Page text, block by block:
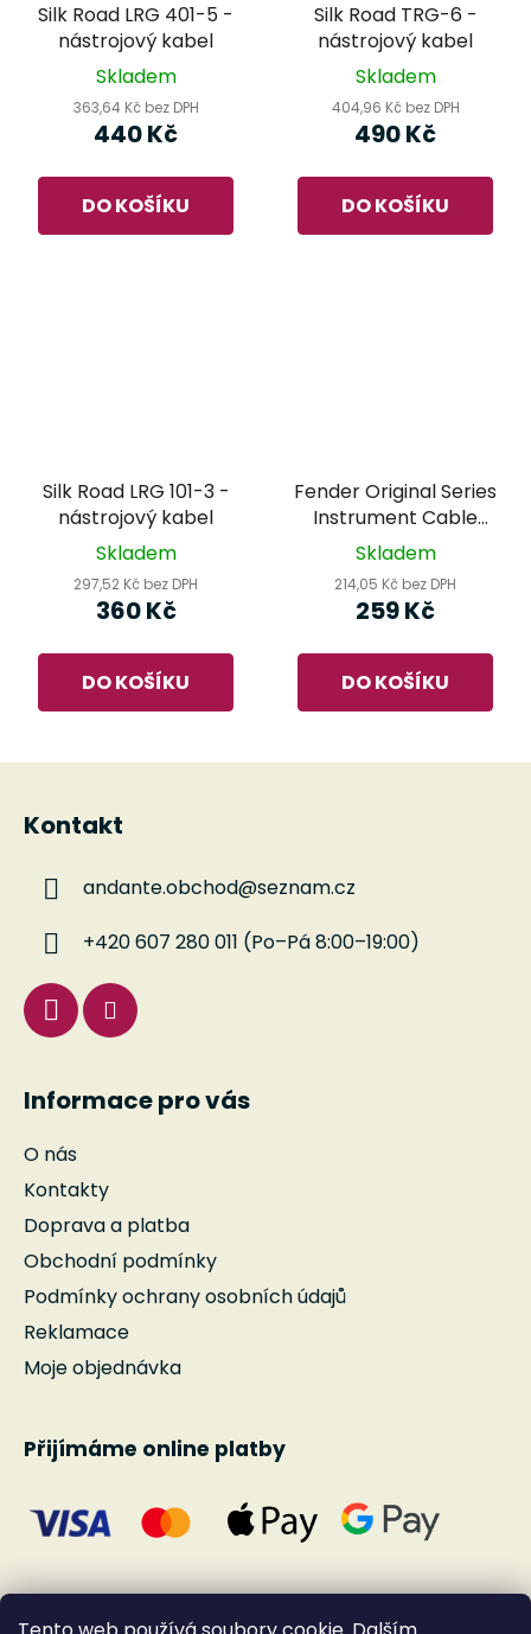
Silk Road LRG 401-5 -
nástrojový kabel
Skladem
363,64 Kč bez DPH
440 Kč
DO KOŠÍKU
Silk Road TRG-6 -
nástrojový kabel
Skladem
404,96 Kč bez DPH
490 Kč
DO KOŠÍKU
Silk Road LRG 101-3 -
nástrojový kabel
Skladem
297,52 Kč bez DPH
360 Kč
DO KOŠÍKU
Fender Original Series
Instrument Cable
5,5m - nástrojový
kabel
Skladem
214,05 Kč bez DPH
259 Kč
DO KOŠÍKU
Z
Kontakt
andante.obchod@seznam.cz
+420 607 280 011 (Po–Pá 8:00–19:00)
Informace pro vás
O nás
Kontakty
Doprava a platba
Obchodní podmínky
Podmínky ochrany osobních údajů
Reklamace
Moje objednávka
Přijímáme online platby